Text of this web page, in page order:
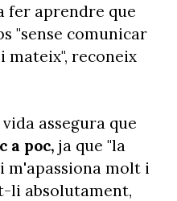
fer aprendre que
"sense comunicar
mateix", reconeix
assegura que
a poc, ja que "la
m'apassiona molt i
li absolutament,